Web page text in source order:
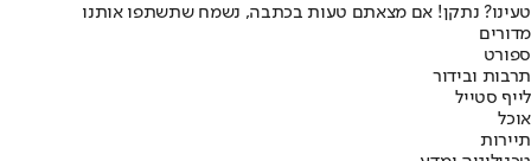
טעינו? נתקן! אם מצאתם טעות בכתבה, נשמח שתשתפו אותנו
מדורים
ספורט
תרבות ובידור
לייף סטייל
אוכל
תיירות